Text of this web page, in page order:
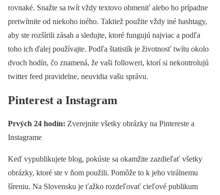
rovnaké. Snažte sa twít vždy textovo obmeniť alebo ho prípadne
pretwítnite od niekoho iného. Taktiež použite vždy iné hashtagy,
aby ste rozšírili zásah a sledujte, ktoré fungujú najviac a podľa
toho ich ďalej používajte. Podľa štatistík je životnosť twítu okolo
dvoch hodín, čo znamená, že vaši followeri, ktorí si nekontrolujú
twitter feed pravidelne, neuvidia vašu správu.
Pinterest a Instagram
Prvých 24 hodín: Zverejnite všetky obrázky na Pintereste a
Instagrame
Keď vypublikujete blog, pokúste sa okamžite zazdieľať všetky
obrázky, ktoré ste v ňom použili. Pomôže to k jeho virálnemu
šíreniu. Na Slovensku je ťažko rozdeľovať cieľové publikum